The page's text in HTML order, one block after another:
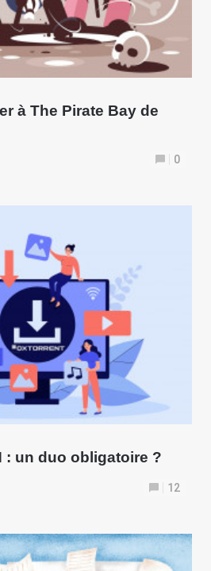
à The Pirate Bay de
0
: un duo obligatoire ?
12